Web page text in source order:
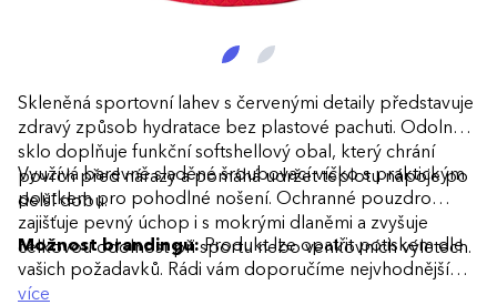
Skleněná sportovní lahev s červenými detaily představuje
zdravý způsob hydratace bez plastové pachuti. Odolné
sklo doplňuje funkční softshellový obal, který chrání
povrch před nárazy a pomáhá udržet teplotu nápoje po
delší dobu.
Využívá barevně sladěné šroubovací víčko s praktickým
poutkem pro pohodlné nošení. Ochranné pouzdro
zajišťuje pevný úchop i s mokrými dlaněmi a zvyšuje
celkovou odolnost při sportu nebo venkovních výletech.
Možnost brandingu:Produkt lze opatřit potiskem dle
vašich požadavků. Rádi vám doporučíme nejvhodnější
technologii potisku s ohledem na design i váš rozpočet.
více